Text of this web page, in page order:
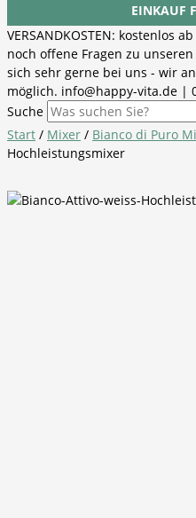
EINKAUF
VERSANDKOSTEN: kostenlos
noch offene Fragen zu
sich sehr gerne bei uns - wir
möglich. info@happy-vita.de |
Suche
Start / Mixer / Bianco di Puro
Hochleistungsmixer